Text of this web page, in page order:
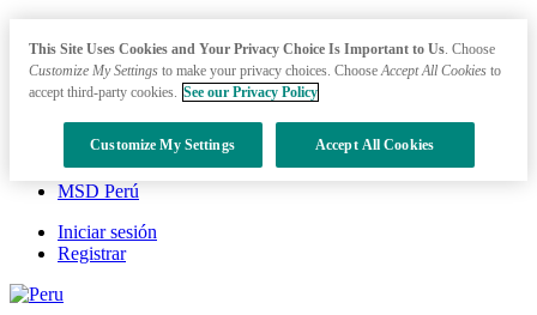
MSD Perú
Iniciar sesión
Registrar
This Site Uses Cookies and Your Privacy Choice Is Important to Us. Choose
Customize My Settings to make your privacy choices. ChooseAccept All Cookies to
accept third-party cookies. See our Privacy Policy
Customize My Settings Accept All Cookies